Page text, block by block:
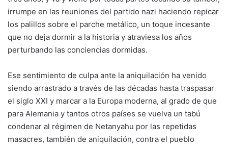
irrumpe en las reuniones del partido nazi haciendo repicar
los palillos sobre el parche metálico, un toque incesante
que no deja dormir a la historia y atraviesa los años
perturbando las conciencias dormidas.
Ese sentimiento de culpa ante la aniquilación ha venido
siendo arrastrado a través de las décadas hasta traspasar
el siglo XXI y marcar a la Europa moderna, al grado de que
para Alemania y tantos otros países se vuelva un tabú
condenar al régimen de Netanyahu por las repetidas
masacres, también de aniquilación, contra el pueblo